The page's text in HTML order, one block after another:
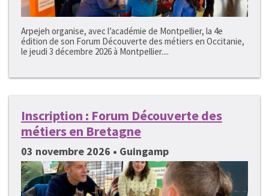
Arpejeh organise, avec l’académie de Montpellier, la 4e
édition de son Forum Découverte des métiers en Occitanie,
le jeudi 3 décembre 2026 à Montpellier....
Inscription : Forum Découverte des
métiers en Bretagne
03 novembre 2026 • Guingamp